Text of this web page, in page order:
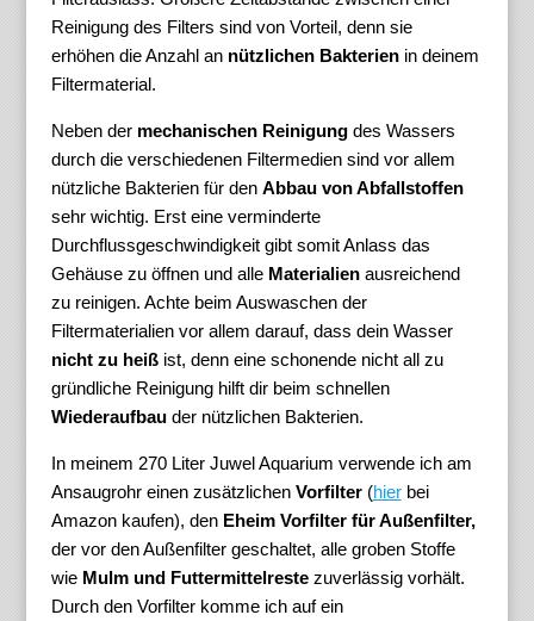
Reinigung des Filters sind von Vorteil, denn sie
erhöhen die Anzahl an nützlichen Bakterienin deinem
Filtermaterial.
Neben der mechanischen Reinigungdes Wassers
durch die verschiedenen Filtermedien sind vor allem
nützliche Bakterien für den Abbau von Abfallstoffen
sehr wichtig. Erst eine verminderte
Durchflussgeschwindigkeit gibt somit Anlass das
Gehäuse zu öffnen und alle Materialienausreichend
zu reinigen. Achte beim Auswaschen der
Filtermaterialien vor allem darauf, dass dein Wasser
nicht zu heißist, denn eine schonende nicht all zu
gründliche Reinigung hilft dir beim schnellen
Wiederaufbauder nützlichen Bakterien.
In meinem 270 Liter Juwel Aquarium verwende ich am
Ansaugrohr einen zusätzlichen Vorfilter (hierbei
Amazon kaufen), den Eheim Vorfilter für Außenfilter,
der vor den Außenfilter geschaltet, alle groben Stoffe
wie Mulm und Futtermittelrestezuverlässig vorhält.
Durch den Vorfilter komme ich auf ein